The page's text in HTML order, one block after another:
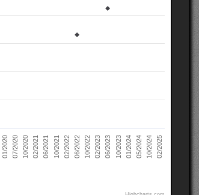
01/2020 07/2020 10/2020 02/2021 06/2021 10/2021 02/2022 06/2022 10/2022 02/2023 06/2023 10/2023 01/2024 05/2024 10/2024 02/2025